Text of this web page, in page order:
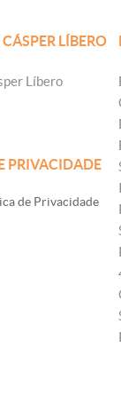
LÍBERO
Líbero
PRIVACIDADE
de Privacidade